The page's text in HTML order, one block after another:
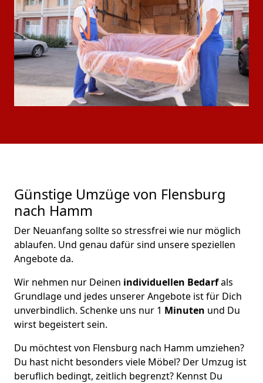
Günstige Umzüge von Flensburg
nach Hamm
Der Neuanfang sollte so stressfrei wie nur möglich
ablaufen. Und genau dafür sind unsere speziellen
Angebote da.
Wir nehmen nur Deinen individuellen Bedarfals
Grundlage und jedes unserer Angebote ist für Dich
unverbindlich. Schenke uns nur 1 Minuten und Du
wirst begeistert sein.
Du möchtest von Flensburg nach Hamm umziehen?
Du hast nicht besonders viele Möbel? Der Umzug ist
beruflich bedingt, zeitlich begrenzt? Kennst Du